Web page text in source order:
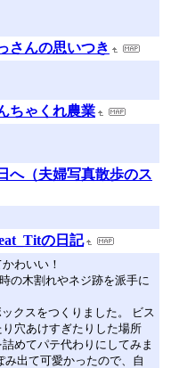
さんの思いつき
ちゃくれ農業
へ（夫婦写真散歩のス
の日記
わいい！
の木割れやネジ跡を派手に
クスをつくりました。 ビス
穴あけすぎたりした場所
めてパテ代わりにしてみま
み出て可愛かったので、自